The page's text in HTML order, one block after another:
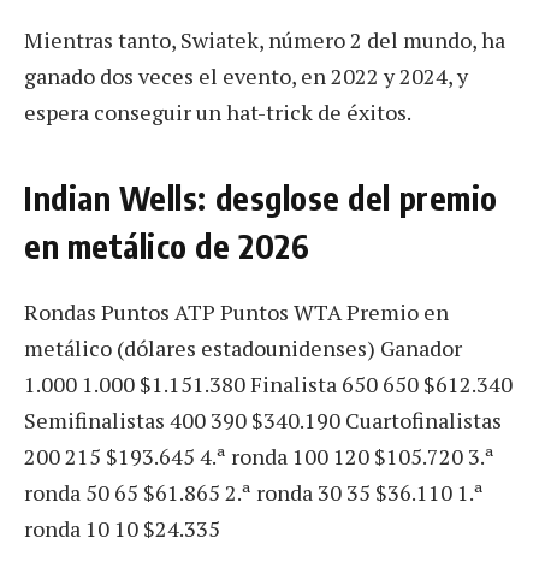
Mientras tanto, Swiatek, número 2 del mundo, ha
ganado dos veces el evento, en 2022 y 2024, y
espera conseguir un hat-trick de éxitos.
Indian Wells: desglose del premio
en metálico de 2026
Rondas Puntos ATP Puntos WTA Premio en
metálico (dólares estadounidenses) Ganador
1.000 1.000 $1.151.380 Finalista 650 650 $612.340
Semifinalistas 400 390 $340.190 Cuartofinalistas
200 215 $193.645 4.ª ronda 100 120 $105.720 3.ª
ronda 50 65 $61.865 2.ª ronda 30 35 $36.110 1.ª
ronda 10 10 $24.335